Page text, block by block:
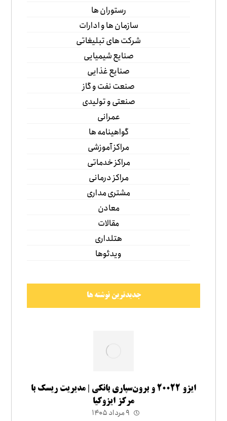
رستوران ها
سازمان ها و ادارات
شرکت های تبلیغاتی
صنایع شیمیایی
صنایع غذایی
صنعت نفت و گاز
صنعتی و تولیدی
عمرانی
گواهینامه ها
مراکز آموزشی
مراکز خدماتی
مراکز درمانی
مشتری مداری
معادن
مقالات
هتلداری
ویدئوها
جدیدترین نوشته ها
ایزو ۲۰۰۲۲ و برون‌سپاری بانکی | مدیریت ریسک با
مرکز ایزوکیا
۹ مرداد ۱۴۰۵